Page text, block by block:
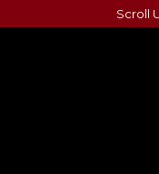
to
Scroll